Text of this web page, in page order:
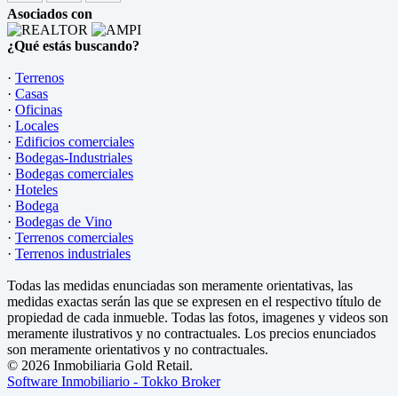
Asociados con
¿Qué estás buscando?
· Terrenos
· Casas
· Oficinas
· Locales
· Edificios comerciales
· Bodegas-Industriales
· Bodegas comerciales
· Hoteles
· Bodega
· Bodegas de Vino
· Terrenos comerciales
· Terrenos industriales
Todas las medidas enunciadas son meramente orientativas, las
medidas exactas serán las que se expresen en el respectivo título de
propiedad de cada inmueble. Todas las fotos, imagenes y videos son
meramente ilustrativos y no contractuales. Los precios enunciados
son meramente orientativos y no contractuales.
© 2026 Inmobiliaria Gold Retail.
Software Inmobiliario - Tokko Broker